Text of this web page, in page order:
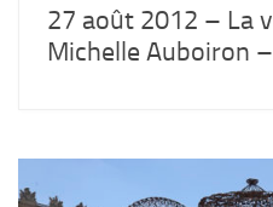
27 août 2012 – La
Michelle Auboiron